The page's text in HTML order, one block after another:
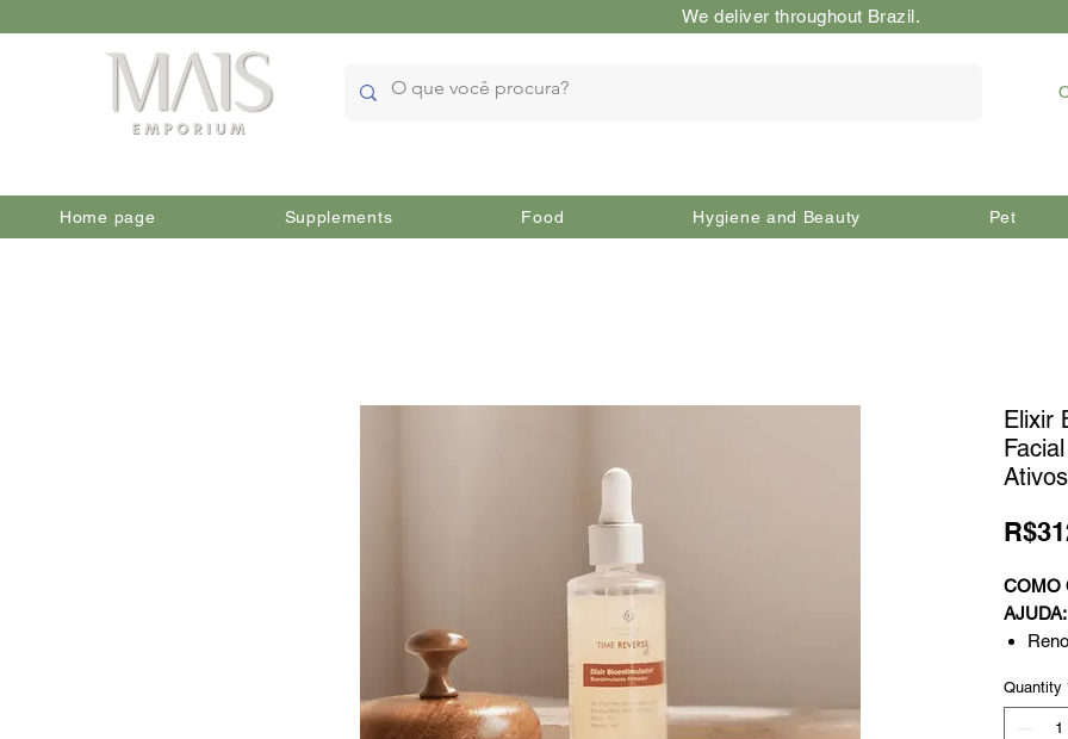
We deliver throughout Brazil.
Home page Supplements Food Hygiene and Beauty Pet
Elixir
COMO
AJUDA:
Quantity